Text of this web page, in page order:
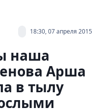
18:30, 07 апреля 2015
наша
Арша
в тылу